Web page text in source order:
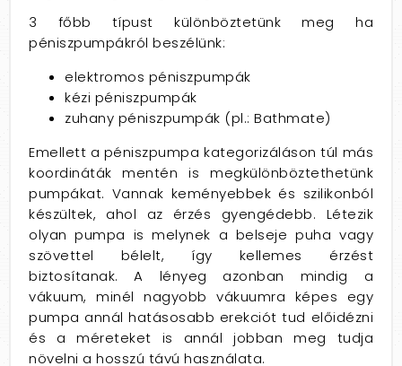
3 főbb típust különböztetünk meg ha
péniszpumpákról beszélünk:
elektromos péniszpumpák
kézi péniszpumpák
zuhany péniszpumpák (pl.: Bathmate)
Emellett a péniszpumpa kategorizáláson túl más
koordináták mentén is megkülönböztethetünk
pumpákat. Vannak keményebbek és szilikonból
készültek, ahol az érzés gyengédebb. Létezik
olyan pumpa is melynek a belseje puha vagy
szövettel bélelt, így kellemes érzést
biztosítanak. A lényeg azonban mindig a
vákuum, minél nagyobb vákuumra képes egy
pumpa annál hatásosabb erekciót tud előidézni
és a méreteket is annál jobban meg tudja
növelni a hosszú távú használata.